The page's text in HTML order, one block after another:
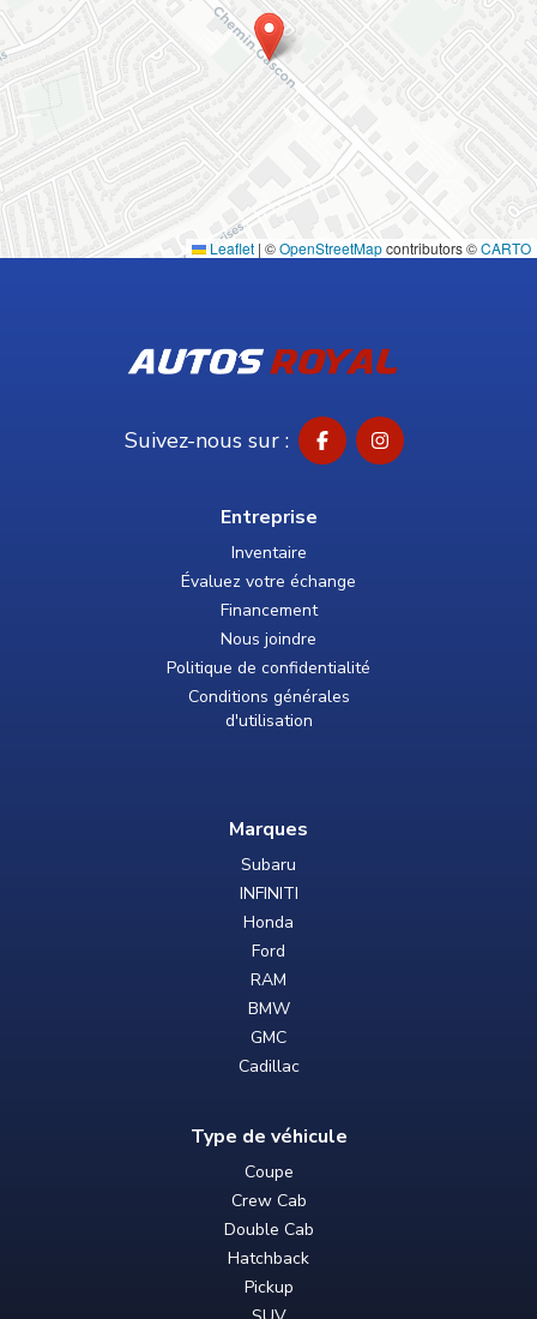
Leaflet | ©OpenStreetMapcontributors ©CARTO
Suivez-nous sur :
Entreprise
Inventaire
Évaluez votre échange
Financement
Nous joindre
Politique de confidentialité
Conditions générales
d'utilisation
Marques
Subaru
INFINITI
Honda
Ford
RAM
BMW
GMC
Cadillac
Type de véhicule
Coupe
Crew Cab
Double Cab
Hatchback
Pickup